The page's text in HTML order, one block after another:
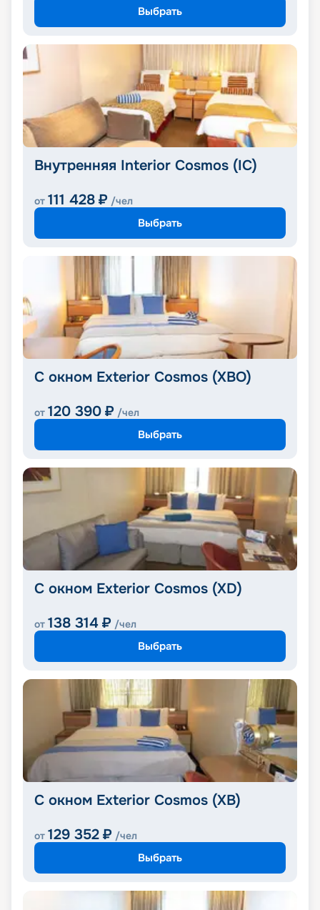
Выбрать
Внутренняя Interior Cosmos (IC)
от 111 428 ₽ /чел
Выбрать
С окном Exterior Cosmos (XBO)
от 120 390 ₽ /чел
Выбрать
С окном Exterior Cosmos (XD)
от 138 314 ₽ /чел
Выбрать
С окном Exterior Cosmos (XB)
от 129 352 ₽ /чел
Выбрать